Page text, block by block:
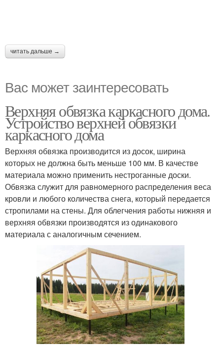
читать дальше →
Вас может заинтересовать
Верхняя обвязка каркасного дома.
Устройство верхней обвязки
каркасного дома
Верхняя обвязка производится из досок, ширина
которых не должна быть меньше 100 мм. В качестве
материала можно применить нестроганные доски.
Обвязка служит для равномерного распределения веса
кровли и любого количества снега, который передается
стропилами на стены. Для облегчения работы нижняя и
верхняя обвязки производятся из одинакового
материала с аналогичным сечением.